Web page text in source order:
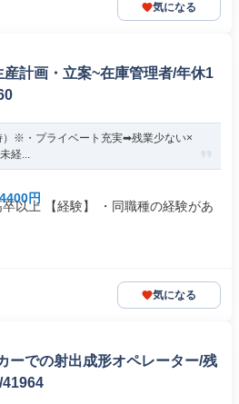
気になる
計画・立案~在庫管理者/年休1
※・プライベート充実➡残業少ない×
経...
円
以上 【経験】 ・同職種の経験があ
気になる
ーでの射出成形オペレーター/残
41964